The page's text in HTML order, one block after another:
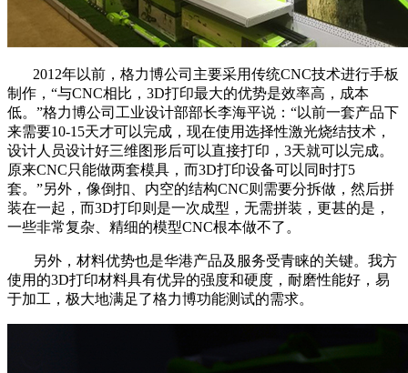
2012年以前，格力博公司主要采用传统CNC技术进行手板
制作，“与CNC相比，3D打印最大的优势是效率高，成本
低。”格力博公司工业设计部部长李海平说：“以前一套产品下
来需要10-15天才可以完成，现在使用选择性激光烧结技术，
设计人员设计好三维图形后可以直接打印，3天就可以完成。
原来CNC只能做两套模具，而3D打印设备可以同时打5
套。”另外，像倒扣、内空的结构CNC则需要分拆做，然后拼
装在一起，而3D打印则是一次成型，无需拼装，更甚的是，
一些非常复杂、精细的模型CNC根本做不了。
另外，材料优势也是华港产品及服务受青睐的关键。我方
使用的3D打印材料具有优异的强度和硬度，耐磨性能好，易
于加工，极大地满足了格力博功能测试的需求。